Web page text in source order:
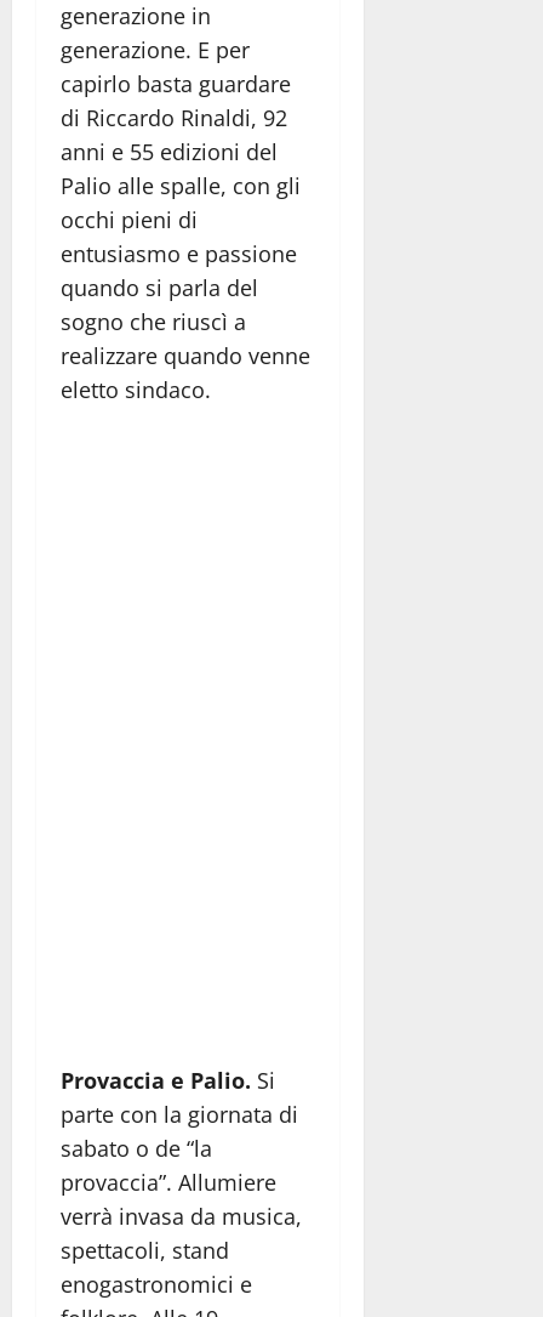
generazione in
generazione. E per
capirlo basta guardare
di Riccardo Rinaldi, 92
anni e 55 edizioni del
Palio alle spalle, con gli
occhi pieni di
entusiasmo e passione
quando si parla del
sogno che riuscì a
realizzare quando venne
eletto sindaco.
Provaccia e Palio. Si
parte con la giornata di
sabato o de “la
provaccia”. Allumiere
verrà invasa da musica,
spettacoli, stand
enogastronomici e